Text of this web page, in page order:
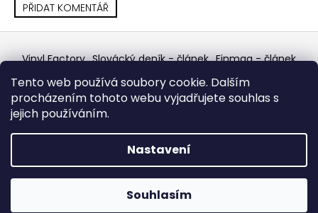
Tento web používá soubory cookie. Dalším
procházením tohoto webu vyjadřujete souhlas s
jejich používáním.
Nastavení
Souhlasím
PŘIDAT KOMENTÁŘ
á Vinyl Factory Slovácký deník - článek Finmag - článek
Discogs Profile Facebook výběr z hroznů
Top prodejce mincí Aukro
Vytvořil Shoptet
Copyright 2026W Records - osvědčený prodejce
bazarových LP, MC, CD, komiksů atd.. Všechna práva
vyhrazena.